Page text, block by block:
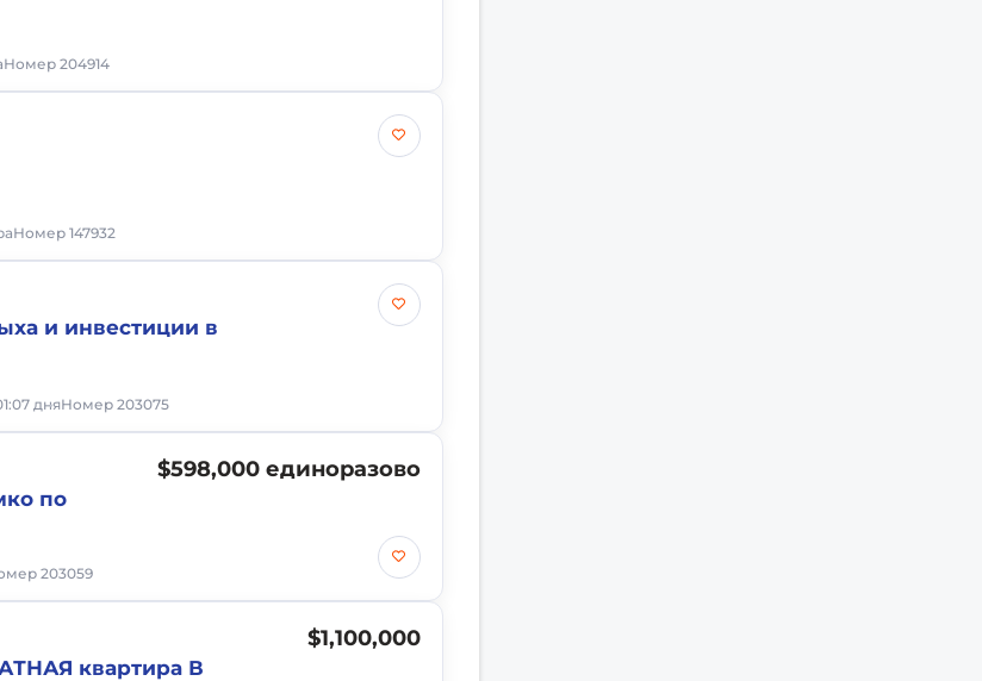
Номер 204914
Номер 147932
и инвестиции в
дняНомер 203075
по
203059
$598,000 единоразово
квартира В
$1,100,000